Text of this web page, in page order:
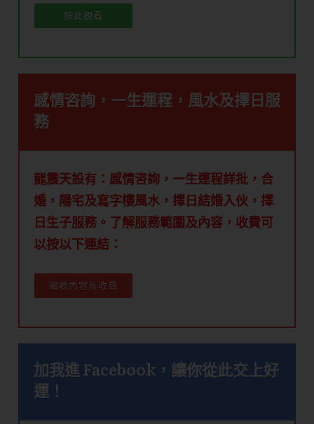
按此觀看
感情咨詢，一生運程，風水及擇日服
務
龍震天設有：感情咨詢，一生運程詳批，合
婚，陽宅及寫字樓風水，擇日結婚入伙，擇
日生子服務。了解服務範圍及內容，收費可
以按以下連結：
服務內容及收費
加我進 Facebook，讓你從此交上好
運！